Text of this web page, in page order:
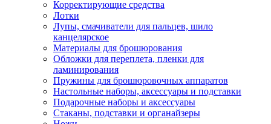
Корректирующие средства
Лотки
Лупы, смачиватели для пальцев, шило
канцелярское
Материалы для брошюрования
Обложки для переплета, пленки для
ламинирования
Пружины для брошюровочных аппаратов
Настольные наборы, аксессуары и подставки
Подарочные наборы и аксессуары
Стаканы, подставки и органайзеры